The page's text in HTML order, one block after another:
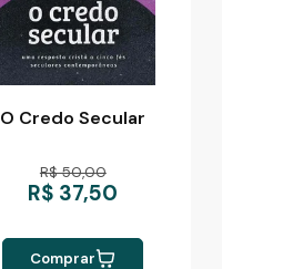
O Credo Secular
R$ 50,00
R$ 37,50
Comprar